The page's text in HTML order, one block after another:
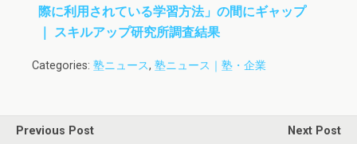
際に利用されている学習方法」の間にギャップ
｜ スキルアップ研究所調査結果
Categories: 塾ニュース, 塾ニュース｜塾・企業
Previous Post
Next Post